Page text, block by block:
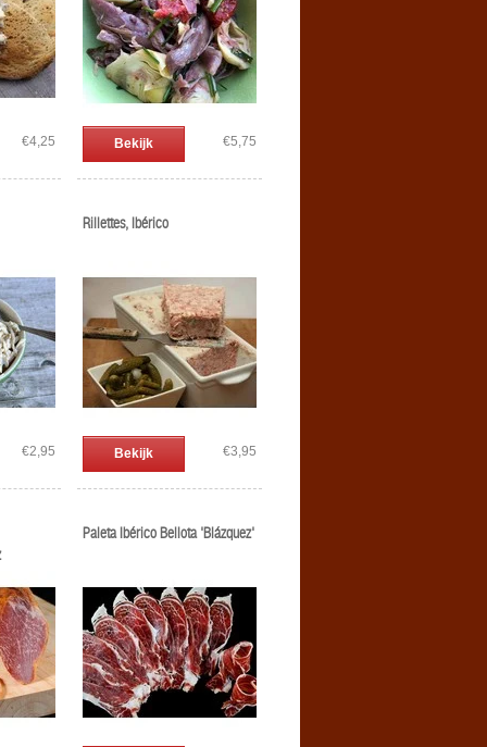
€4,25 Bekijk €5,75
€2,95
Rillettes, Ibérico
Bekijk €3,95
Paleta Ibérico Bellota 'Blázquez'